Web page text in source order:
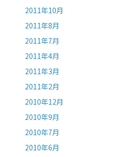
2011年10月
2011年8月
2011年7月
2011年4月
2011年3月
2011年2月
2010年12月
2010年9月
2010年7月
2010年6月